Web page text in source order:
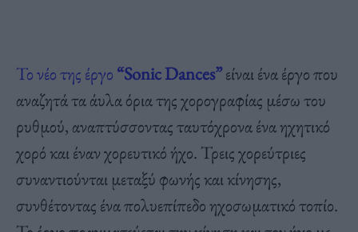
Το νέο της έργο “Sonic Dances”είναι ένα έργο που
αναζητά τα άυλα όρια της χορογραφίας μέσω του
ρυθμού, αναπτύσσοντας ταυτόχρονα ένα ηχητικό
χορό και έναν χορευτικό ήχο. Τρεις χορεύτριες
συναντιούνται μεταξύ φωνής και κίνησης,
συνθέτοντας ένα πολυεπίπεδο ηχοσωματικό τοπίο.